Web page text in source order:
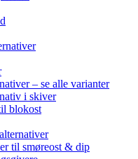
– se alle varianter
i skiver
blokost
til smøreost & dip